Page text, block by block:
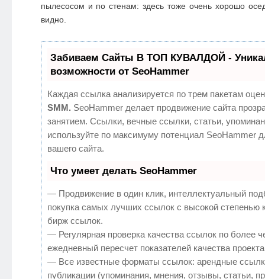
пылесосом и по стенам: здесь тоже очень хорошо
видно.
Забиваем Сайты В ТОП КУВАЛДОЙ -
возможности от SeoHammer
Каждая ссылка анализируется по трем пакетам
SMM. SeoHammer делает продвижение сайта
занятием. Ссылки, вечные ссылки, статьи,
используйте по максимуму потенциал SeoHammer
вашего сайта.
Что умеет делать SeoHammer
— Продвижение в один клик, интеллектуальный
покупка самых лучших ссылок с высокой степенью
бирж ссылок.
— Регулярная проверка качества ссылок по более
ежедневный пересчет показателей качества
— Все известные форматы ссылок: арендные
публикации (упоминания, мнения, отзывы, статьи,